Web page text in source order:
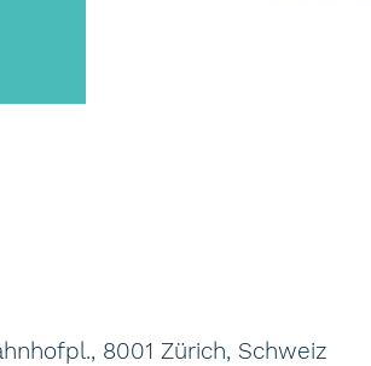
8001 Zürich, Schweiz